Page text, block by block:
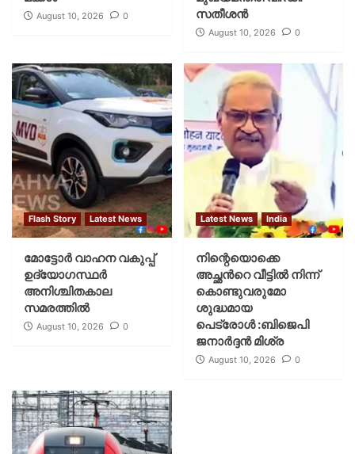
August 10, 2026 0
സതീശന്‍
August 10, 2026 0
Flash Story Latest News
മോട്ടോര്‍ വാഹന വകുപ്പ്
ഉദ്യോഗസ്ഥര്‍
അനിശ്ചിതകാല
സമരത്തില്‍
August 10, 2026 0
Latest News India
നിന്റെയൊക്കെ
അച്ഛൻറെ വീട്ടിൽ നിന്ന്
കൊണ്ടുവരുമോ
ശുദ്ധമായ
പെട്രോൾ :ബിജെപി
ജനാർദ്ദൻ മിശ്ര
August 10, 2026 0